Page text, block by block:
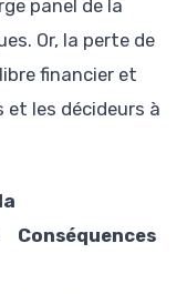
panel de la
Or, la perte de
financier et
les décideurs à
Conséquences